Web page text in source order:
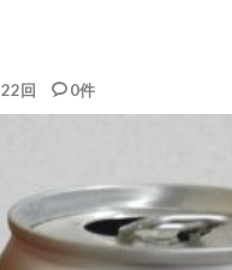
22回 0件